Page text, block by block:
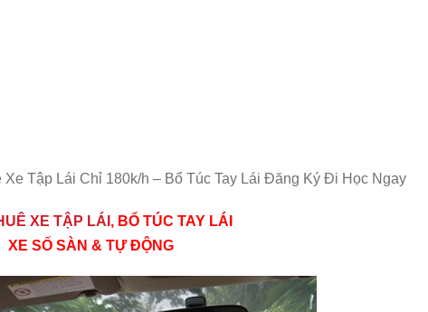
Xe Tập Lái Chỉ 180k/h – Bổ Túc Tay Lái Đăng Ký Đi Học Ngay
XE TẬP LÁI , BỔ TÚC TAY LÁI
XE SỐ SÀN & TỰ ĐỘNG